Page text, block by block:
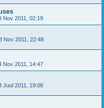
Nov 2011, 02:19
Nov 2011, 22:48
Nov 2011, 14:47
Juul 2011, 19:08